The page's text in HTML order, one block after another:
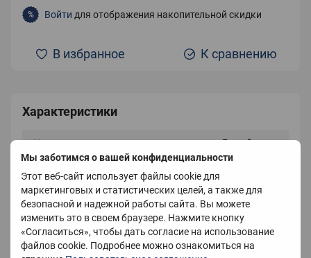
Мы заботимся о вашей конфиденциальности
Этот веб-сайт использует файлы cookie для
маркетинговых и статистических целей, а также для
безопасной и надежной работы сайта. Вы можете
изменить это в своем браузере. Нажмите кнопку
«Согласиться», чтобы дать согласие на использование
файлов cookie. Подробнее можно ознакомиться на
% Войти для отображения накопительной скидки
В избранное К сравнению
Характеристики
Цвет Белый
Описание